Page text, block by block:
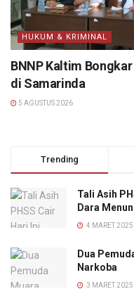
HUKUM & KRIMINAL
BNNP Kaltim
di Samarinda
5 AGUSTUS 2026
Trending
Tali Asih
Dara
4 MARET 2025
Dua
Narkoba
3 MARET 2025